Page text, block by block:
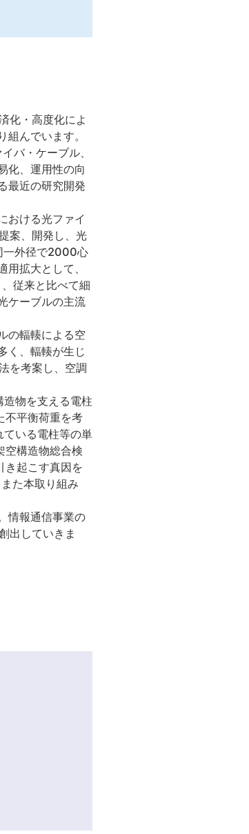
化・高度化によ
んでいます。
バ・ケーブル、
化、運用性の向
最近の研究開発
おける光ファイ
案、開発し、光
一外径で2000心
拡大として、
従来と比べて細
ケーブルの主流
の輻輳による空
く、輻輳が生じ
を考案し、空調
物を支える電柱
不平衡荷重を考
いる電柱等の単
空構造物総合検
き起こす真因を
た本取り組み
情報通信事業の
出していきま